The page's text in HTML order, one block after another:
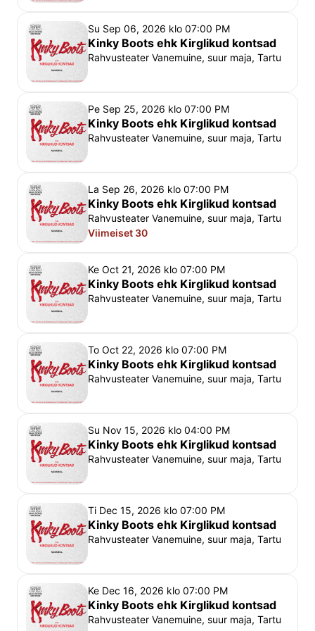
drag queen Lolaga ning teeb talle põneva
pakkumise: toota praktiliste meestekingade asemel
ja lustakas lugu sõprusest, isikupärast ja kõrgetest
kontsadest.
Armastatud poppmuusiku Cyndi Lauperi muusika ja
laulusõnade ning Harvey Fiersteini raamatu
sümbioosis sündinud menukas muusikal „Kinky
Boots“ on võitnud kuus Tony auhinda, sealhulgas
parima muusikali auhinna.
Muusikali toob Vanemuise publikuni soome lavastaja
Samuel Harjanne, kelle eelnenud muusikalilavastused
„Hüljatud“ ja „Nunnad hoos“ on Tartus pälvinud
Esietendus 23. novembril 2024 Vanemuise suures
Tiitrid: inglise, soome
Tutvu parkimivõimalustega SIIN
Su Sep 06, 2026 klo 07:00 PM
Kinky Boots ehk Kirglikud kontsad
Rahvusteater Vanemuine, suur maja, Tartu
Pe Sep 25, 2026 klo 07:00 PM
Kinky Boots ehk Kirglikud kontsad
Rahvusteater Vanemuine, suur maja, Tartu
La Sep 26, 2026 klo 07:00 PM
Kinky Boots ehk Kirglikud kontsad
Rahvusteater Vanemuine, suur maja, Tartu
Viimeiset 30
Ke Oct 21, 2026 klo 07:00 PM
Kinky Boots ehk Kirglikud kontsad
Rahvusteater Vanemuine, suur maja, Tartu
To Oct 22, 2026 klo 07:00 PM
Kinky Boots ehk Kirglikud kontsad
Rahvusteater Vanemuine, suur maja, Tartu
Su Nov 15, 2026 klo 04:00 PM
Kinky Boots ehk Kirglikud kontsad
Rahvusteater Vanemuine, suur maja, Tartu
Ti Dec 15, 2026 klo 07:00 PM
Kinky Boots ehk Kirglikud kontsad
Rahvusteater Vanemuine, suur maja, Tartu
Ke Dec 16, 2026 klo 07:00 PM
Kinky Boots ehk Kirglikud kontsad
Rahvusteater Vanemuine, suur maja, Tartu